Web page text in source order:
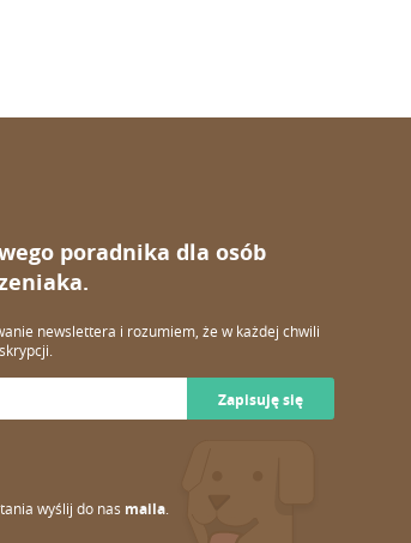
poradnika dla osób
newslettera i rozumiem, że w każdej chwili
Zapisuję się
wyślij do nas maila.